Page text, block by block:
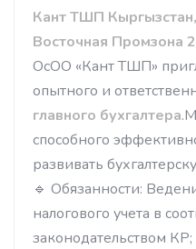
Кант ТШП
Восточная Промзона
ОсОО «Кант ТШП»
опытного и
главного бухгалтера
способного
развивать
🔹 Обязанности:
налогового учета в
законодательством КР;